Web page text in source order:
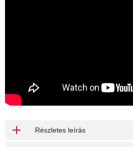
Részletes leírás